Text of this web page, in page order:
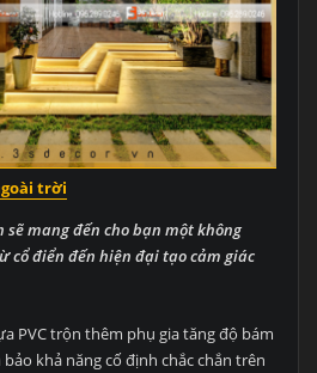
trời
sẽ mang đến cho bạn một không
cổ điển đến hiện đại tạo cảm giác
PVC trộn thêm phụ gia tăng độ bám
khả năng cố định chắc chắn trên